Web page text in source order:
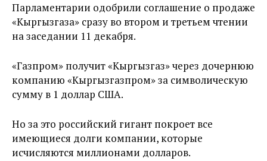
Парламентарии одобрили соглашение о продаже
«Кыргызгаза» сразу во втором и третьем чтении
на заседании 11 декабря.
«Газпром» получит «Кыргызгаз» через дочернюю
компанию «Кыргызгазпром» за символическую
сумму в 1 доллар США.
Но за это российский гигант покроет все
имеющиеся долги компании, которые
исчисляются миллионами долларов.